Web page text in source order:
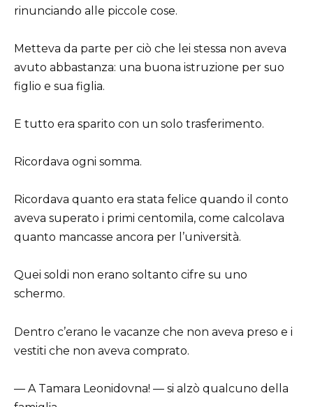
rinunciando alle piccole cose.
Metteva da parte per ciò che lei stessa non aveva
avuto abbastanza: una buona istruzione per suo
figlio e sua figlia.
E tutto era sparito con un solo trasferimento.
Ricordava ogni somma.
Ricordava quanto era stata felice quando il conto
aveva superato i primi centomila, come calcolava
quanto mancasse ancora per l’università.
Quei soldi non erano soltanto cifre su uno
schermo.
Dentro c’erano le vacanze che non aveva preso e i
vestiti che non aveva comprato.
— A Tamara Leonidovna! — si alzò qualcuno della